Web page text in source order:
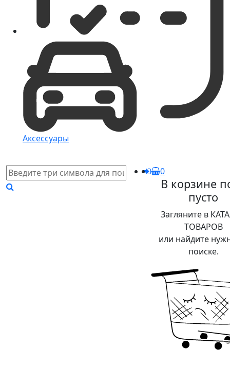
Аксессуары
0
В корзине
пусто
Загляните в
ТОВАРОВ
или найдите
поиске.